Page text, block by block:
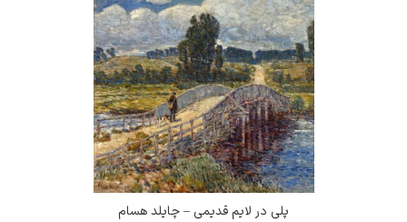
پلی در لایم قدیمی – چایلد هسام